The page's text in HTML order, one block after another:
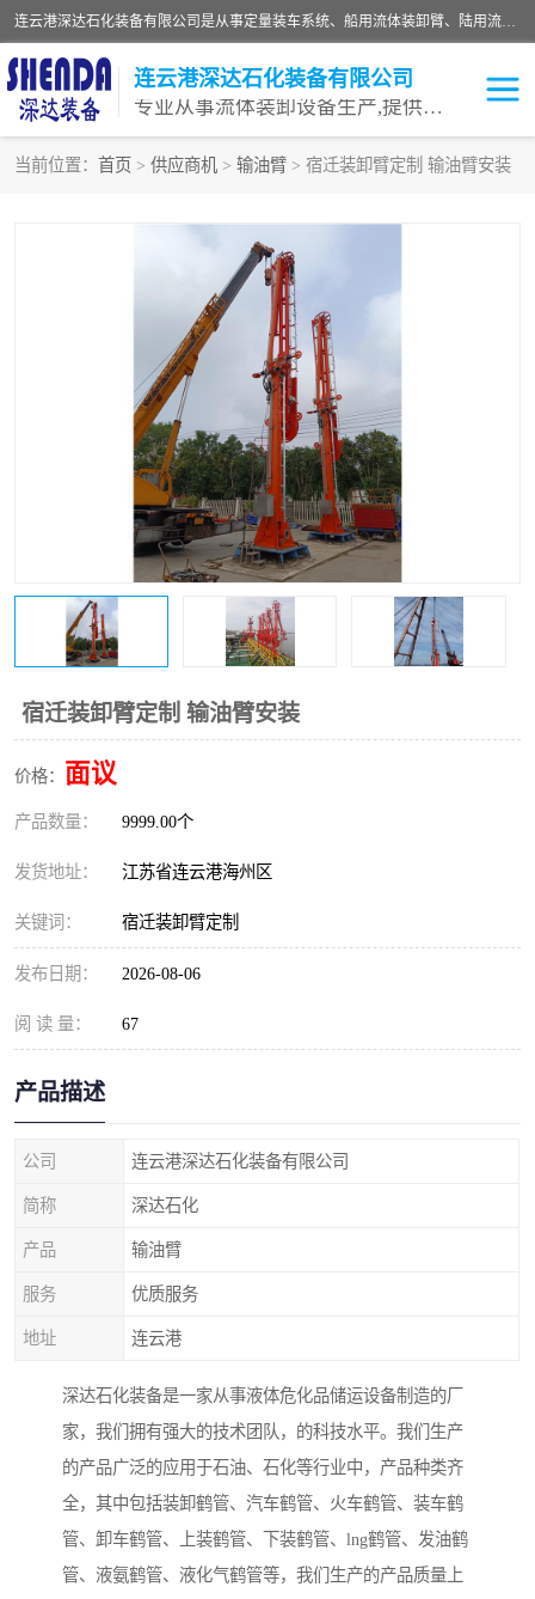
连云港深达石化装备有限公司是从事定量装车系统、船用流体装卸臂、陆用流体装卸臂（鹤管）、活动梯、钢构平台等全系列流体装卸设备的设计、制造、销售以及服务的专业供应商。公司始终以客户为中心，密切跟踪国内外油气储运及装卸设备先进技术的发展，以先进的技术、优质的产品、一流的服务，满足客户需求。
连云港深达石化装备有限公司
专业从事流体装卸设备生产,提供全面解决方案，生产与定制服务
当前位置： 首页 > 供应商机 > 输油臂 > 宿迁装卸臂定制 输油臂安装
宿迁装卸臂定制 输油臂安装
价格： 面议
产品数量： 9999.00个
发货地址： 江苏省连云港海州区
关键词： 宿迁装卸臂定制
发布日期： 2026-08-06
阅 读 量： 67
产品描述
公司 连云港深达石化装备有限公司
简称 深达石化
产品 输油臂
服务 优质服务
地址 连云港
深达石化装备是一家从事液体危化品储运设备制造的厂
家，我们拥有强大的技术团队，的科技水平。我们生产
的产品广泛的应用于石油、石化等行业中，产品种类齐
全，其中包括装卸鹤管、汽车鹤管、火车鹤管、装车鹤
管、卸车鹤管、上装鹤管、下装鹤管、lng鹤管、发油鹤
管、液氨鹤管、液化气鹤管等，我们生产的产品质量上
LNG鹤管
潜油泵鹤管
输油臂
汽车鹤管